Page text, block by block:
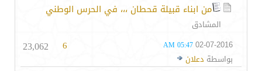
من ابناء قبيلة قحطان ،،، في الحرس الوطني
المشادق
02-07-2016
05:47 AM
بواسطة دعلان
6
23,062